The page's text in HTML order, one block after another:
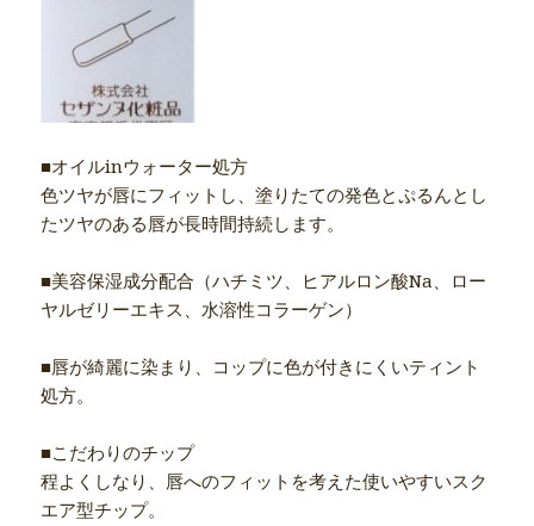
■オイルinウォーター処方
色ツヤが唇にフィットし、塗りたての発色とぷるんとし
たツヤのある唇が長時間持続します。
■美容保湿成分配合（ハチミツ、ヒアルロン酸Na、ロー
ヤルゼリーエキス、水溶性コラーゲン）
■唇が綺麗に染まり、コップに色が付きにくいティント
処方。
■こだわりのチップ
程よくしなり、唇へのフィットを考えた使いやすいスク
エア型チップ。